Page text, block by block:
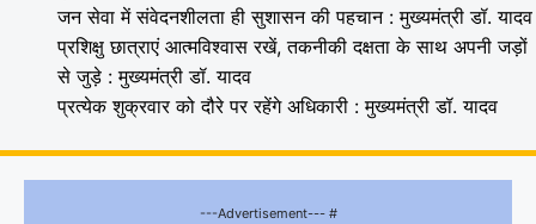
जन सेवा में संवेदनशीलता ही सुशासन की पहचान : मुख्यमंत्री डॉ. यादव
प्रशिक्षु छात्राएं आत्मविश्वास रखें, तकनीकी दक्षता के साथ अपनी जड़ों
से जुड़े : मुख्यमंत्री डॉ. यादव
प्रत्येक शुक्रवार को दौरे पर रहेंगे अधिकारी : मुख्यमंत्री डॉ. यादव
---Advertisement--- #